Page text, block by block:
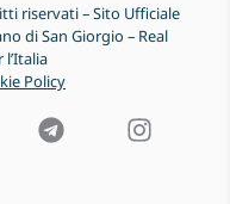
riservati – Sito Ufficiale
di San Giorgio – Real
Policy